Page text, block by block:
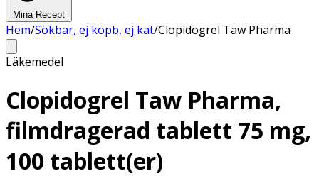
Mina Recept
Hem/Sökbar, ej köpb, ej kat/Clopidogrel Taw Pharma
Läkemedel
Clopidogrel Taw Pharma,
filmdragerad tablett 75 mg,
100 tablett(er)